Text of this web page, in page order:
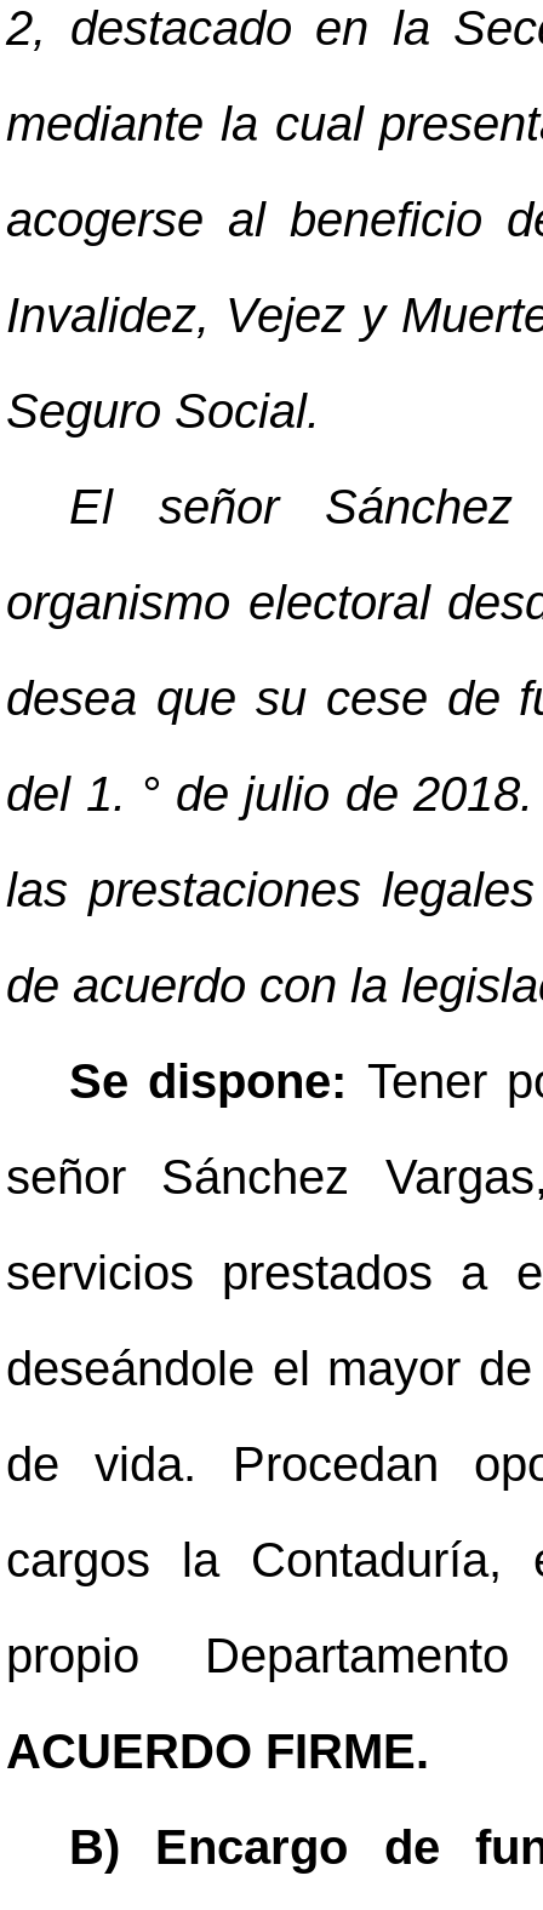
2, destacado en la
mediante la cual
acogerse al beneficio
Invalidez, Vejez y
Seguro Social.
El señor
organismo electoral
desea que su cese de
del 1. ° de julio de
las prestaciones
de acuerdo con la
Se dispone: Tener
señor Sánchez
servicios prestados a
deseándole el mayor
de vida. Procedan
cargos la
propio
ACUERDO FIRME.
B) Encargo de